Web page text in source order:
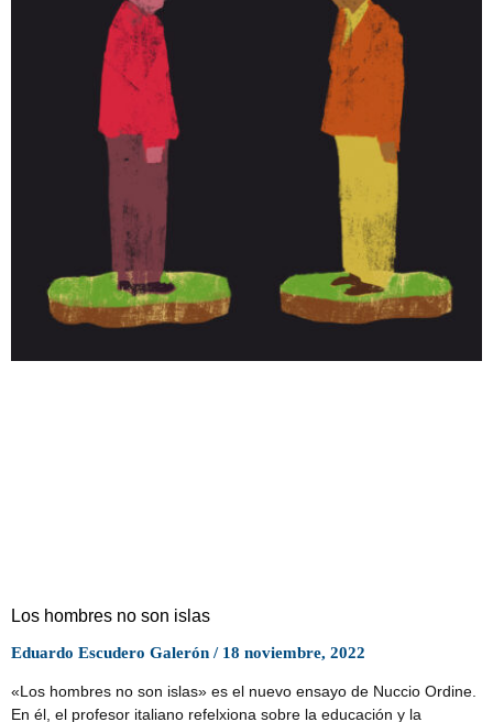
Los hombres no son islas
Eduardo Escudero Galerón 18 noviembre, 2022
«Los hombres no son islas» es el nuevo ensayo de Nuccio Ordine.
En él, el profesor italiano refelxiona sobre la educación y la